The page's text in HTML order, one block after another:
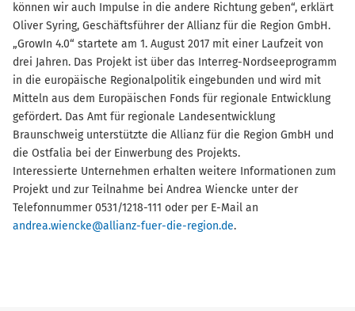
können wir auch Impulse in die andere Richtung geben“, erklärt
Oliver Syring, Geschäftsführer der Allianz für die Region GmbH.
„GrowIn 4.0“ startete am 1. August 2017 mit einer Laufzeit von
drei Jahren. Das Projekt ist über das Interreg-Nordseeprogramm
in die europäische Regionalpolitik eingebunden und wird mit
Mitteln aus dem Europäischen Fonds für regionale Entwicklung
gefördert. Das Amt für regionale Landesentwicklung
Braunschweig unterstützte die Allianz für die Region GmbH und
die Ostfalia bei der Einwerbung des Projekts.
Interessierte Unternehmen erhalten weitere Informationen zum
Projekt und zur Teilnahme bei Andrea Wiencke unter der
Telefonnummer 0531/1218-111 oder per E-Mail an
andrea.wiencke@allianz-fuer-die-region.de.